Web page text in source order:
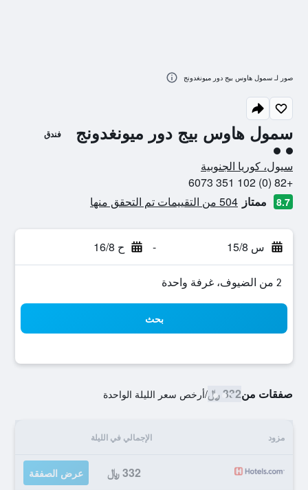
سمول هاوس بيج دور ميونغدونج فندق
تقييم فئة 2
سيول، كوريا الجنوبية
+82 (0) 102 351 6073
8.7 ممتاز 504 من التقييمات تم التحقق منها
س 15/8 - ح 16/8
2 من الضيوف، غرفة واحدة
بحث
صفقات من332 ﷼ /أرخص سعر الليلة الواحدة
مزود الإجمالي في الليلة
332 ﷼ عرض الصفقة
صور لـ سمول هاوس بيج دور ميونغدونج